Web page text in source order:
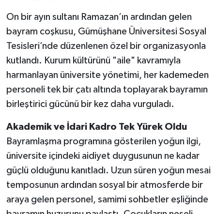
On bir ayın sultanı Ramazan’ın ardından gelen
bayram coşkusu, Gümüşhane Üniversitesi Sosyal
Tesisleri’nde düzenlenen özel bir organizasyonla
kutlandı. Kurum kültürünü "aile" kavramıyla
harmanlayan üniversite yönetimi, her kademeden
personeli tek bir çatı altında toplayarak bayramın
birleştirici gücünü bir kez daha vurguladı.
Akademik ve İdari Kadro Tek Yürek Oldu
Bayramlaşma programına gösterilen yoğun ilgi,
üniversite içindeki aidiyet duygusunun ne kadar
güçlü olduğunu kanıtladı. Uzun süren yoğun mesai
temposunun ardından sosyal bir atmosferde bir
araya gelen personel, samimi sohbetler eşliğinde